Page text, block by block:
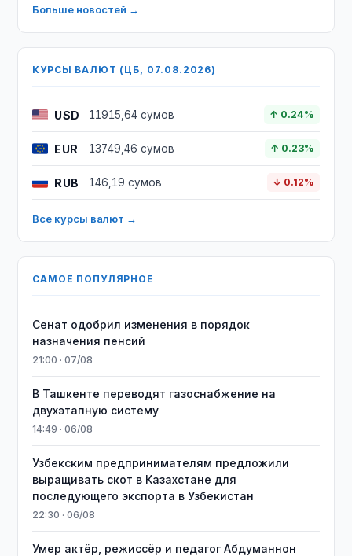
Больше новостей →
КУРСЫ ВАЛЮТ (ЦБ, 07.08.2026)
USD 11915,64 сумов ↑ 0.24%
EUR 13749,46 сумов ↑ 0.23%
RUB 146,19 сумов ↓ 0.12%
Все курсы валют →
САМОЕ ПОПУЛЯРНОЕ
Сенат одобрил изменения в порядок
назначения пенсий
21:00 · 07/08
В Ташкенте переводят газоснабжение на
двухэтапную систему
14:49 · 06/08
Узбекским предпринимателям предложили
выращивать скот в Казахстане для
последующего экспорта в Узбекистан
22:30 · 06/08
Умер актёр, режиссёр и педагог Абдуманнон